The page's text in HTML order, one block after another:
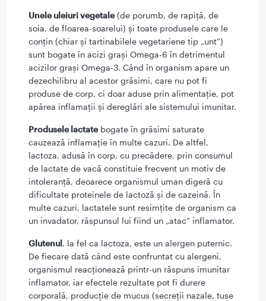
Unele uleiuri vegetale(de porumb, de rapiță, de
soia, de floarea-soarelui) și toate produsele care le
conțin (chiar și tartinabilele vegetariene tip „unt”)
sunt bogate în acizi grași Omega-6 în detrimentul
acizilor grași Omega-3. Când în organism apare un
dezechilibru al acestor grăsimi, care nu pot fi
produse de corp, ci doar aduse prin alimentație, pot
apărea inflamații și dereglări ale sistemului imunitar.
Produsele lactatebogate în grăsimi saturate
cauzează inflamație în multe cazuri. De altfel,
lactoza, adusă în corp, cu precădere, prin consumul
de lactate de vacă constituie frecvent un motiv de
intoleranță, deoarece organismul uman digeră cu
dificultate proteinele de lactoză și de cazeină. În
multe cazuri, lactatele sunt resimțite de organism ca
un invadator, răspunsul lui fiind un „atac” inflamator.
Glutenul, la fel ca lactoza, este un alergen puternic.
De fiecare dată când este confruntat cu alergeni,
organismul reacționează printr-un răspuns imunitar
inflamator, iar efectele rezultate pot fi durere
corporală, producție de mucus (secreții nazale, tuse